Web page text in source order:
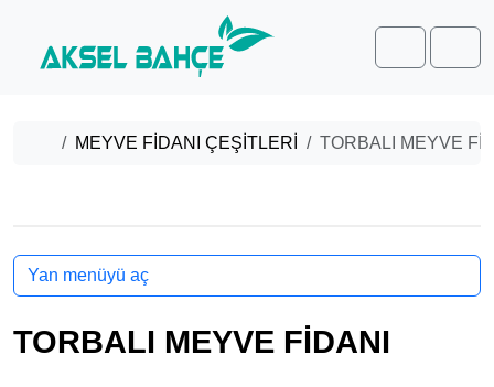
Cart
Home
MEYVE FİDANI ÇEŞİTLERİ TORBALI MEYVE
TORBALI MEYVE FİDANI
Yan menüyü aç